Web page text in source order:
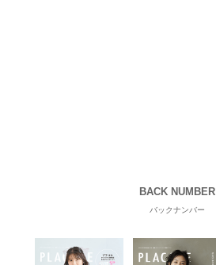
BACK NUMBER
バックナンバー